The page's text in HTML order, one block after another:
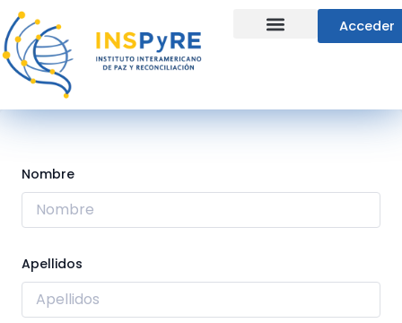
al
contenido
Acceder
Nombre
Apellidos